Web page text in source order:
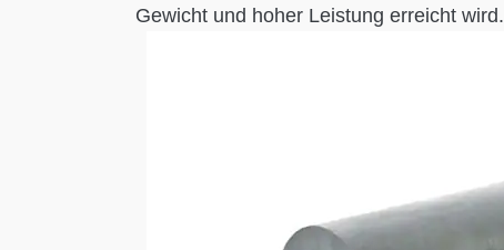
Gewicht und hoher Leistung erreicht wird.